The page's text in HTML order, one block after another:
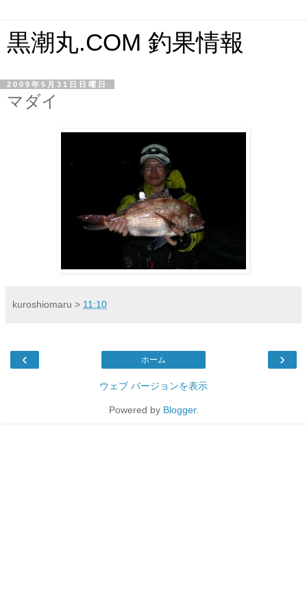
黒潮丸.COM 釣果情報
2009年5月31日日曜日
マダイ
kuroshiomaru > 11:10
‹ ›
ホーム
ウェブ バージョンを表示
Powered by Blogger.